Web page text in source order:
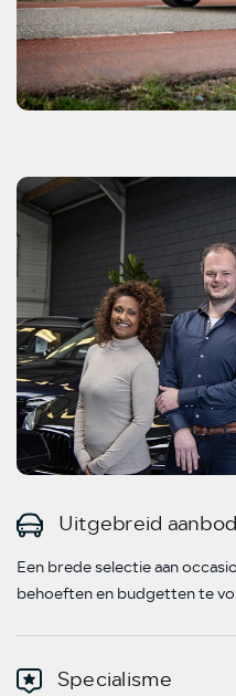
Uitgebreid aanbod
Een brede selectie aan
behoeften en budgetten te
Specialisme